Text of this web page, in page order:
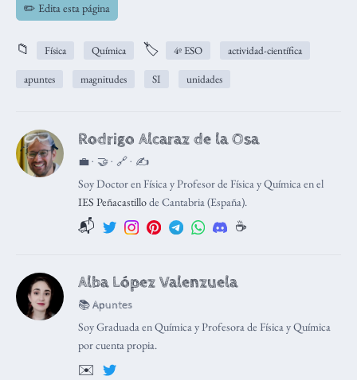
✏️ Edita esta página
📁 Física Química 🏷️ 4º ESO actividad-científica
apuntes magnitudes SI unidades
Rodrigo Alcaraz de la Osa
💼 · 🤝 · 🔗 · ✍️
Soy Doctor en Física y Profesor de Física y Química en el
IES Peñacastillode Cantabria (España).
📬 ☕️
Alba López Valenzuela
📚 Apuntes
Soy Graduada en Química y Profesora de Física y Química
por cuenta propia.
✉️